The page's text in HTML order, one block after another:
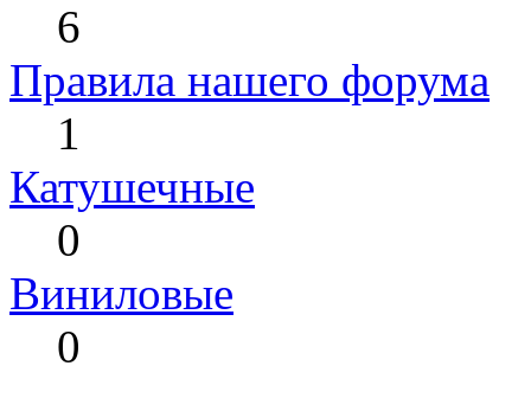
6
Правила нашего форума
1
Катушечные
0
Виниловые
0